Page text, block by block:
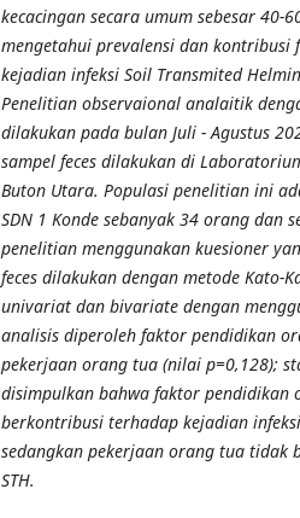
kecacingan secara umum sebesar
mengetahui prevalensi dan
kejadian infeksi Soil Transmited
Penelitian observaional analaitik
dilakukan pada bulan Juli - Agustus
sampel feces dilakukan di
Buton Utara. Populasi penelitian ini
SDN 1 Konde sebanyak 34 orang dan
penelitian menggunakan kuesioner
feces dilakukan dengan metode Kato-
univariat dan bivariate dengan
analisis diperoleh faktor pendidikan
pekerjaan orang tua (nilai p=0,128);
disimpulkan bahwa faktor pendidikan
berkontribusi terhadap kejadian
sedangkan pekerjaan orang tua tidak
STH.